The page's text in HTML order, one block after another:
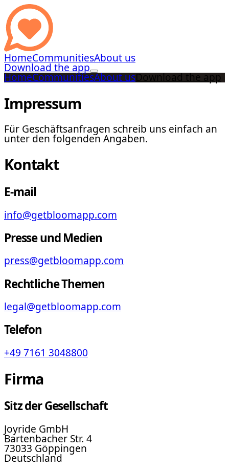
HomeCommunitiesAbout us
Download the app
HomeCommunitiesAbout usDownload the app
Impressum
Für Geschäftsanfragen schreib uns einfach an
unter den folgenden Angaben.
Kontakt
E-mail
info@getbloomapp.com
Presse und Medien
press@getbloomapp.com
Rechtliche Themen
legal@getbloomapp.com
Telefon
+49 7161 3048800
Firma
Sitz der Gesellschaft
Joyride GmbH
Bartenbacher Str. 4
73033 Göppingen
Deutschland